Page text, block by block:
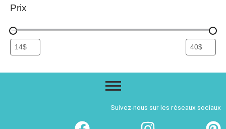
Prix
Suivez-nous sur les réseaux sociaux